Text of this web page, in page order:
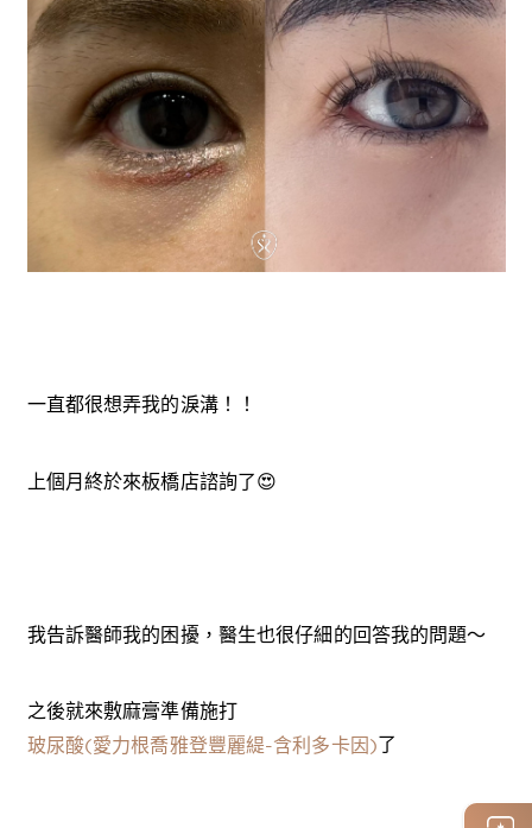
一直都很想弄我的淚溝！！
上個月終於來板橋店諮詢了😍
我告訴醫師我的困擾， 醫生也很仔細的回答我的問題～
之後就來敷麻膏準備施打
玻尿酸(愛力根喬雅登豐麗緹-含利多卡因)了